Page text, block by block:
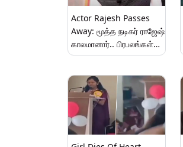
Actor Rajesh Passes
Away: மூத்த நடிகர் ராஜேஷ்
காலமானார்.. பிரபலங்கள்
இரங்கல்..!